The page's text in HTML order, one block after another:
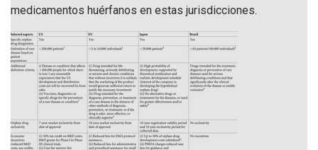
medicamentos huérfanos en estas jurisdicciones.